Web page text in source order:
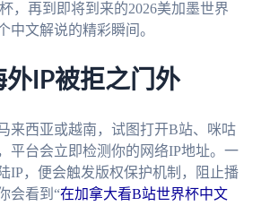
，再到即将到来的2026美加墨世界
中文解说的精彩瞬间。
外IP被拒之门外
来西亚或越南，试图打开B站、咪咕
平台会立即检测你的网络IP地址。一
IP，便会触发版权保护机制，阻止播
会看到“在加拿大看B站世界杯中文